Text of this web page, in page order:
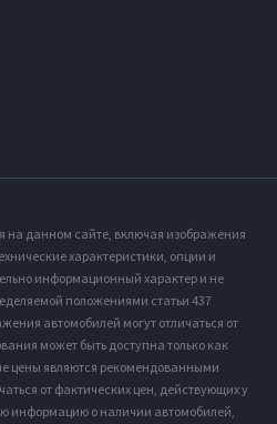
на данном сайте, включая изображения
характеристики, опции и
информационный характер и не
положениями статьи 437
автомобилей могут отличаться от
может быть доступна только как
цены являются рекомендованными
от фактических цен, действующих у
информацию о наличии автомобилей,